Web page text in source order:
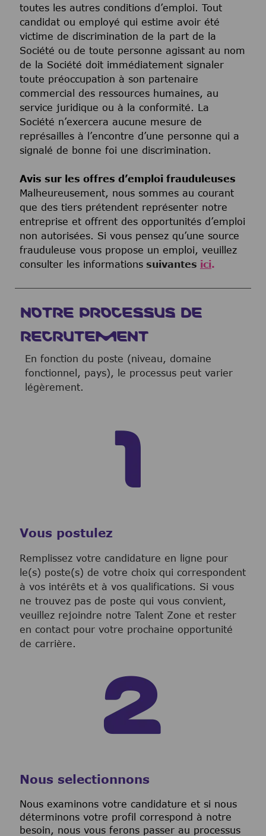
toutes les autres conditions d’emploi. Tout
candidat ou employé qui estime avoir été
victime de discrimination de la part de la
Société ou de toute personne agissant au nom
de la Société doit immédiatement signaler
toute préoccupation à son partenaire
commercial des ressources humaines, au
service juridique ou à la conformité. La
Société n’exercera aucune mesure de
représailles à l’encontre d’une personne qui a
signalé de bonne foi une discrimination.
Avis sur les offres d’emploi frauduleuses
Malheureusement, nous sommes au courant
que des tiers prétendent représenter notre
entreprise et offrent des opportunités d’emploi
non autorisées. Si vous pensez qu’une source
frauduleuse vous propose un emploi, veuillez
consulter les informationssuivantes ici.
NOTRE PROCESSUS DE
RECRUTEMENT
En fonction du poste (niveau, domaine
fonctionnel, pays), le processus peut varier
légèrement.
Vous postulez
Remplissez votre candidature en ligne pour
le(s) poste(s) de votre choix qui correspondent
à vos intérêts et à vos qualifications. Si vous
ne trouvez pas de poste qui vous convient,
veuillez rejoindre notre Talent Zone et rester
en contact pour votre prochaine opportunité
de carrière.
Nous selectionnons
Nous examinons votre candidature et si nous
déterminons votre profil correspond à notre
besoin, nous vous ferons passer au processus